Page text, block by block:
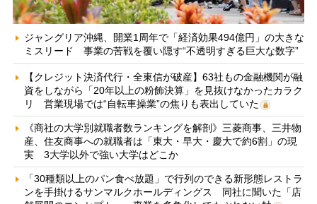
ジャングリア沖縄、開業1周年で「経済効果494億円」の大きな
ミスリード 事業の苦戦を覆い隠す“不透明すぎる巨大な数字”
【クレジット決済代行・全東信が破産】63社もの金融機関が融
資をしながら「20年以上の粉飾決算」を見抜けなかったカラク
リ 営業現場では“自転車操業”の焦りも表出していた
《商社の大学別就職者数ランキングを解剖》三菱商事、三井物
産、住友商事への就職者は「東大・早大・慶大で約6割」の現
実 3大学以外で強い大学はどこか
「30種類以上のパン食べ放題」で行列のできる新形態レストラ
ンを手掛けるサンマルクホールディングス 同社に聞いた「店